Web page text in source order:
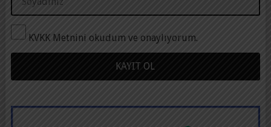
KVKK Metnini okudum ve onaylıyorum.